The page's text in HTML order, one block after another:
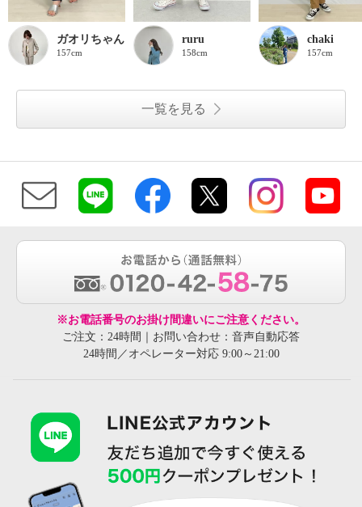
ガオリちゃん
157cm
ruru
158cm
chaki
157cm
一覧を見る
※お電話番号のお掛け間違いにご注意ください。
ご注文：24時間｜お問い合わせ：音声自動応答
24時間／オペレーター対応 9:00～21:00